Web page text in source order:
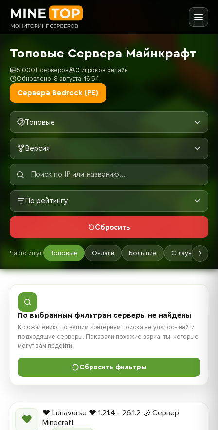
Топовые Сервера Майнкрафт
5 000+ серверов
0 игроков онлайн
Обновлено: 8 августа, 16:54
Сервера Bedrock (PE)
Топовые
Версия
По рейтингу
Сбросить
Часто ищут: Топовые Онлайн Большие С лаунчером
По выбранным фильтрам серверы не найдены
К сожалению, по вашим критериям поиска не удалось найти
подходящие серверы. Показали похожие варианты, которые
могут вам подойти.
Сбросить фильтры
❤
❤️ Lunaverse ❤️ 1.21.4 - 26.1.2 🌙 Сервер
Minecraft